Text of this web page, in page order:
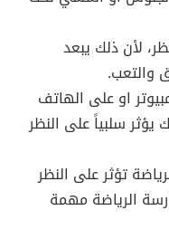
لأن ذلك يبعد
والتعب.
او على الهاتف
سلبياً على النظر
تؤثر على النظر
الرياضة مهمة